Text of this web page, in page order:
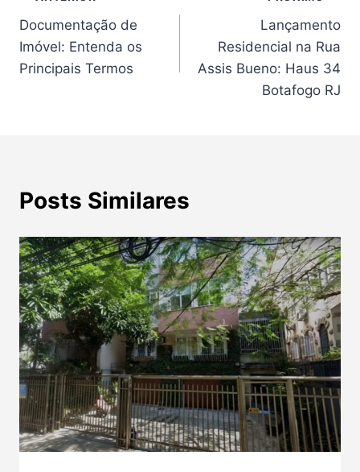
de
Post
Documentação de
Imóvel: Entenda os
Principais Termos
Lançamento
Residencial na Rua
Assis Bueno: Haus 34
Botafogo RJ
Posts Similares